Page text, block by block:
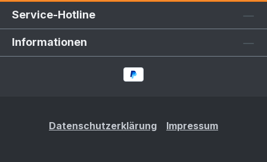
Service-Hotline
Informationen
Datenschutzerklärung Impressum